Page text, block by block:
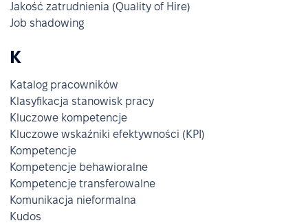
Jakość zatrudnienia (Quality of Hire)
Job shadowing
K
Katalog pracowników
Klasyfikacja stanowisk pracy
Kluczowe kompetencje
Kluczowe wskaźniki efektywności (KPI)
Kompetencje
Kompetencje behawioralne
Kompetencje transferowalne
Komunikacja nieformalna
Kudos